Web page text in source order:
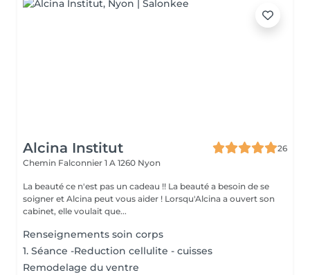
Alcina Institut
26
Chemin Falconnier 1 A 1260 Nyon
La beauté ce n'est pas un cadeau !! La beauté a besoin de se
soigner et Alcina peut vous aider ! Lorsqu'Alcina a ouvert son
cabinet, elle voulait que...
Renseignements soin corps
1. Séance -Reduction cellulite - cuisses
Remodelage du ventre